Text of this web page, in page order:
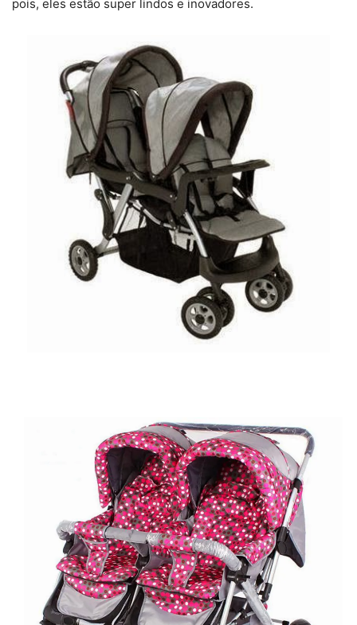
pois, eles estão super lindos e inovadores.